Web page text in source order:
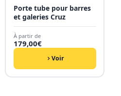
Porte tube pour barres
et galeries Cruz
À partir de
179,00€
Voir